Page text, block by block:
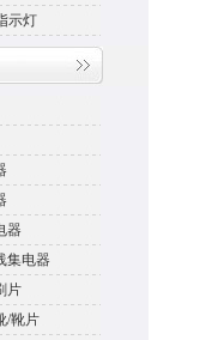
示灯
器
集电器
片
/靴片